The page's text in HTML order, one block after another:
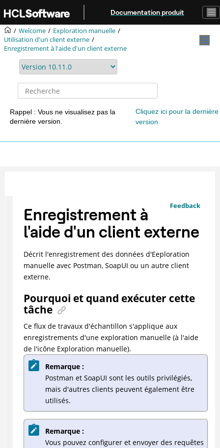
Aller au contenu principal
Documentation produit
Welcome
Exploration manuelle
Utilisation d'un client externe
Enregistrement à l'aide d'un client externe
Rappel : Vous ne visualisez pas la
dernière version.
Cliquez ici pour la dernière
version.
Feedback
Enregistrement à
l'aide d'un client externe
Décrit l'enregistrement des données d'Eeploration
manuelle avec Postman, SoapUI ou un autre client
externe.
Pourquoi et quand exécuter cette
tâche
Ce flux de travaux d'échantillon s'applique aux
enregistrements d'une exploration manuelle (à l'aide
de l'icône Exploration manuelle).
Remarque :
Postman et SoapUI sont les outils privilégiés,
mais d'autres clients peuvent également être
utilisés.
Remarque :
Vous pouvez configurer et envoyer des requêtes